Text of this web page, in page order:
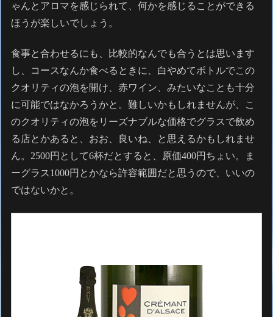
ゃんとアロマを感じられて、何かを感じることができる
ほうが楽しいでしょう。
食事と合わせるにも、比較的なんでも合うとは思います
し、コースなんか食べるときに、白やめてボトルでこの
クオリティの泡を開け、赤ワイン、みたいなことも十分
に可能ではなかろうかと。難しいかもしれませんが、こ
のクオリティの泡をリーズナブルな価格でグラスで飲め
る店とかあると、おお、良いね、と思えるかもしれませ
ん。2500円として6杯だとすると、原価400円ちょい。ま
ーグラス1000円とかなら許容範囲だと思うので、いいの
ではないかと。